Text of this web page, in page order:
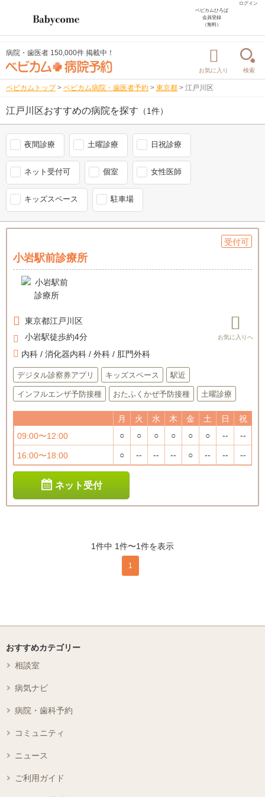
ログイン
ベビカムひろば
会員登録
（無料）
病院・歯医者 150,000件 掲載中！
お気に入り 検索
ベビカムトップ > ベビカム病院・歯医者予約 > 東京都 > 江戸川区
江戸川区おすすめの病院を探す （1件）
夜間診療 土曜診療 日祝診療
ネット受付可 個室 女性医師
キッズスペース 駐車場
受付可
小岩駅前診療所
東京都江戸川区
小岩駅徒歩約4分
内科 / 消化器内科 / 外科 / 肛門外科
デジタル診察券アプリ キッズスペース 駅近
インフルエンザ予防接種 おたふくかぜ予防接種 土曜診療
月 火 水 木 金 土 日
祝
09:00〜12:00
○ ○ ○ ○ ○ ○ -- --
16:00〜18:00 ○ -- -- -- ○ -- -- --
ネット受付
1件中 1件〜1件を表示
1
おすすめカテゴリー
相談室
病気ナビ
病院・歯科予約
コミュニティ
ニュース
ご利用ガイド